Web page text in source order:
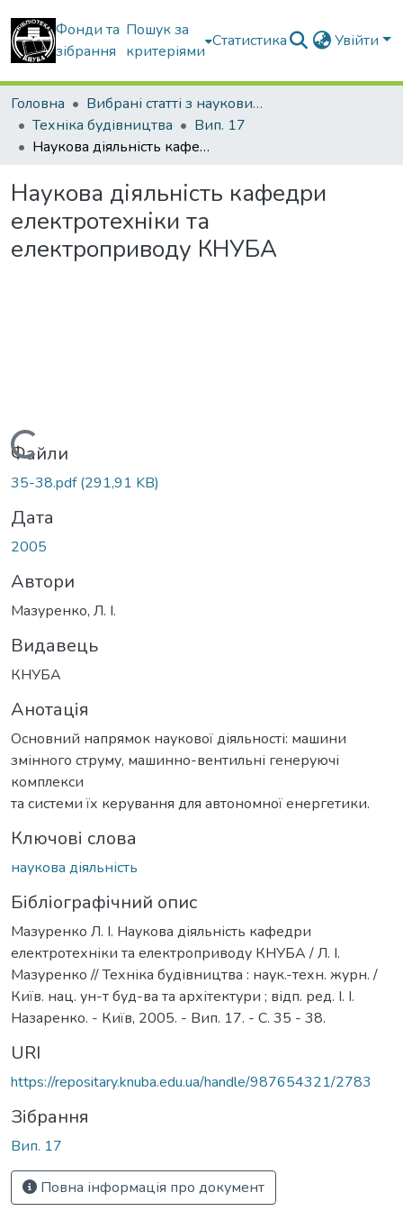
Фонди та
зібрання
Пошук за
критеріями
Статистика Увійти
Головна
Вибрані статті з наукових збірників КНУБА
Техніка будівництва
Вип. 17
Наукова діяльність кафедри електротехніки та електроприводу КНУБА
Наукова діяльність кафедри
електротехніки та
електроприводу КНУБА
Вантажиться...
Файли
35-38.pdf(291,91 KB)
Дата
2005
Автори
Мазуренко, Л. І.
Видавець
КНУБА
Анотація
Основний напрямок наукової діяльності: машини
змінного струму, машинно-вентильні генеруючі
комплекси
та системи їх керування для автономної енергетики.
Ключові слова
наукова діяльність
Бібліографічний опис
Мазуренко Л. І. Наукова діяльність кафедри
електротехніки та електроприводу КНУБА / Л. І.
Мазуренко // Техніка будівництва : наук.-техн. журн. /
Київ. нац. ун-т буд-ва та архітектури ; відп. ред. І. І.
Назаренко. - Київ, 2005. - Вип. 17. - С. 35 - 38.
URI
https://repositary.knuba.edu.ua/handle/987654321/2783
Зібрання
Вип. 17
Повна інформація про документ